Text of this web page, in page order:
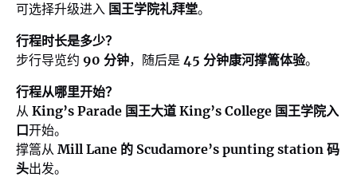
可选择升级进入 国王学院礼拜堂。
行程时长是多少？
步行导览约 90 分钟，随后是 45 分钟康河撑篙体验。
行程从哪里开始？
从 King’s Parade 国王大道 King’s College 国王学院入
口开始。
撑篙从 Mill Lane 的 Scudamore’s punting station 码
头出发。